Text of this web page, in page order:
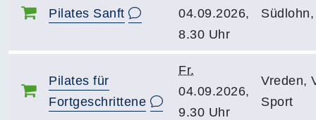
Pilates Sanft
04.09.2026,
8.30 Uhr
Pilates für
Fortgeschrittene
Fr.
04.09.2026,
9.30 Uhr
Vreden,
Sport